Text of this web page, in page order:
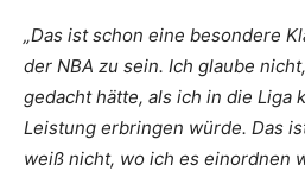
„Das ist schon eine besondere
der NBA zu sein. Ich glaube
gedacht hätte, als ich in die Liga
Leistung erbringen würde. Das
weiß nicht, wo ich es einordnen